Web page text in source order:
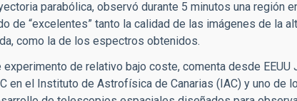
parabólica, observó durante 5 minutos una región
de “excelentes” tanto la calidad de las imágenes de la
como la de los espectros obtenidos.
experimento de relativo bajo coste, comenta desde EEUU
en el Instituto de Astrofísica de Canarias (IAC) y uno de